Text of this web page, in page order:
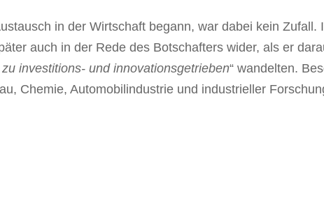
in der Wirtschaft begann, war dabei kein Zufall.
auch in der Rede des Botschafters wider, als er
investitions- und innovationsgetrieben“ wandelten.
Chemie, Automobilindustrie und industrieller